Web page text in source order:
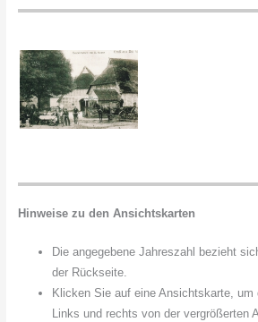
Hinweise zu den Ansichtskarten
Die angegebene Jahreszahl bezieht
der Rückseite.
Klicken Sie auf eine Ansichtskarte, um
Links und rechts von der vergrößerten